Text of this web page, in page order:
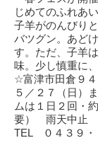
じめてのふれあ
子羊がのんびり
バツグン。あど
す。ただ、子羊
味。少し慎重に
☆富津市田倉９４
５／２７（日）
ムは１日２回・
要） 雨天中止
TEL ０４３９・